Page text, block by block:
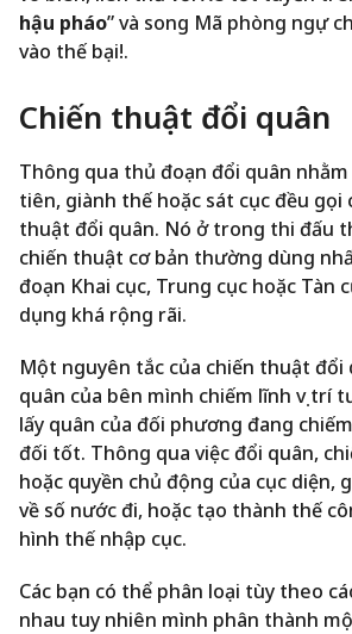
hậu pháo” và song Mã phòng ngự
vào thế bại!.
Chiến thuật đổi quân
Thông qua thủ đoạn đổi quân
tiên, giành thế hoặc sát cục đều gọi
thuật đổi quân. Nó ở trong thi đấu
chiến thuật cơ bản thường dùng
đoạn Khai cục, Trung cục hoặc Tàn
dụng khá rộng rãi.
Một nguyên tắc của chiến thuật đổi
quân của bên mình chiếm lĩnh vị trí
lấy quân của đối phương đang
đối tốt. Thông qua việc đổi quân,
hoặc quyền chủ động của cục diện,
về số nước đi, hoặc tạo thành thế
hình thế nhập cục.
Các bạn có thể phân loại tùy theo
nhau tuy nhiên mình phân thành